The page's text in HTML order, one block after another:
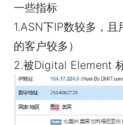
一些指标
1.ASN下IP数较多，
的客户较多）
2.被Digital Element